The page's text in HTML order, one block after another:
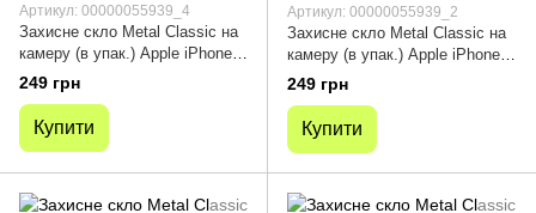
Артикул: 00000055939_4
Захисне скло Metal Classic на
камеру (в упак.) Apple iPhone
14 (6.1"") / 14 Plus (6.7"")
Золотий / Gold
249 грн
Купити
Артикул: 00000055939_2
Захисне скло Metal Classic на
камеру (в упак.) Apple iPhone
14 (6.1"") / 14 Plus (6.7"")
Блакитний / Light Blue
249 грн
Купити